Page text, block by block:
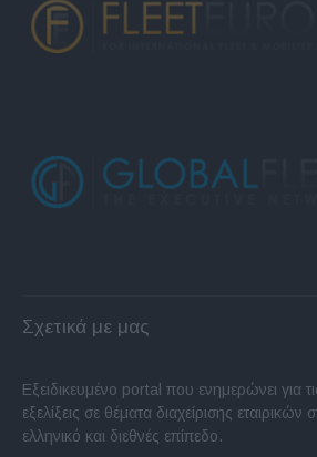
Σχετικά με μας
Εξειδικευμένο portal που ενημερώνει για
εξελίξεις σε θέματα διαχείρισης
ελληνικό και διεθνές επίπεδο.